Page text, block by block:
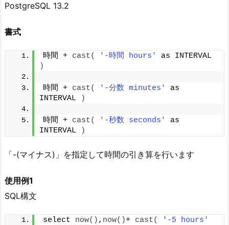
PostgreSQL 13.2
書式
時間 + cast( '-時間 hours'
)
時間 + cast( '-分数 minutes'
as
INTERVAL
)
時間 + cast( '-秒数 seconds'
as
INTERVAL
)
「-(マイナス)」を指定して時間の引き算を行います
使用例1
SQL構文
select now() , now()+ cast(
'-5 hours'